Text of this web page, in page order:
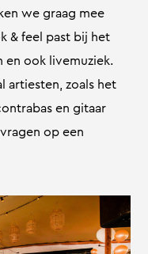
we graag mee
& feel past bij het
en ook livemuziek.
artiesten, zoals het
en gitaar
op een